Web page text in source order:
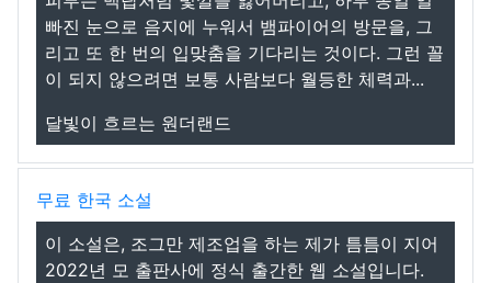
빠진 눈으로 음지에 누워서 뱀파이어의 방문을, 그
리고 또 한 번의 입맞춤을 기다리는 것이다. 그런 꼴
이 되지 않으려면 보통 사람보다 월등한 체력과...
달빛이 흐르는 원더랜드
무료 한국 소설
이 소설은, 조그만 제조업을 하는 제가 틈틈이 지어
2022년 모 출판사에 정식 출간한 웹 소설입니다.